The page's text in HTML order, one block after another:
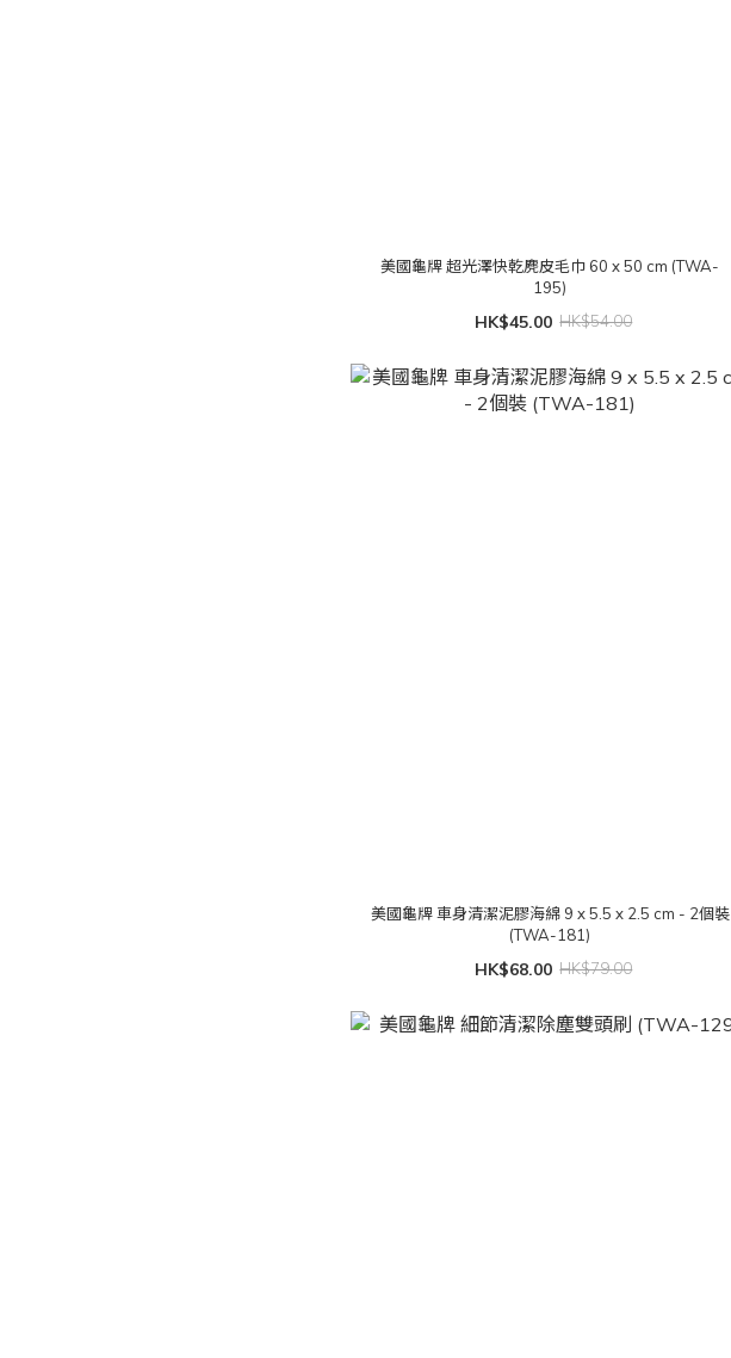
美國龜牌 超光澤快乾麂皮毛巾 60 x 50 cm (TWA-
195)
HK$45.00 HK$54.00
美國龜牌 車身清潔泥膠海綿 9 x 5.5 x 2.5 cm - 2個裝
(TWA-181)
HK$68.00 HK$79.00